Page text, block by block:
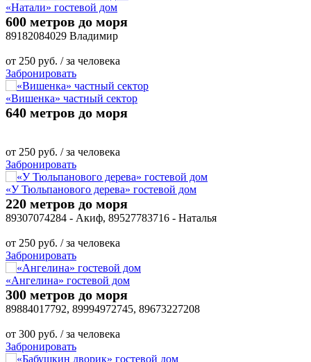
«Натали» гостевой дом
600 метров до моря
89182084029 Владимир
от 250 руб. / за человека
Забронировать
«Вишенка» частный сектор
640 метров до моря
от 250 руб. / за человека
Забронировать
«У Тюльпанового дерева» гостевой дом
220 метров до моря
89307074284 - Акиф, 89527783716 - Наталья
от 250 руб. / за человека
Забронировать
«Ангелина» гостевой дом
300 метров до моря
89884017792, 89994972745, 89673227208
от 300 руб. / за человека
Забронировать